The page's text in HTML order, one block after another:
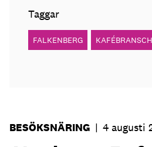
Taggar
FALKENBERG
BESÖKSNÄRING | 4 augusti